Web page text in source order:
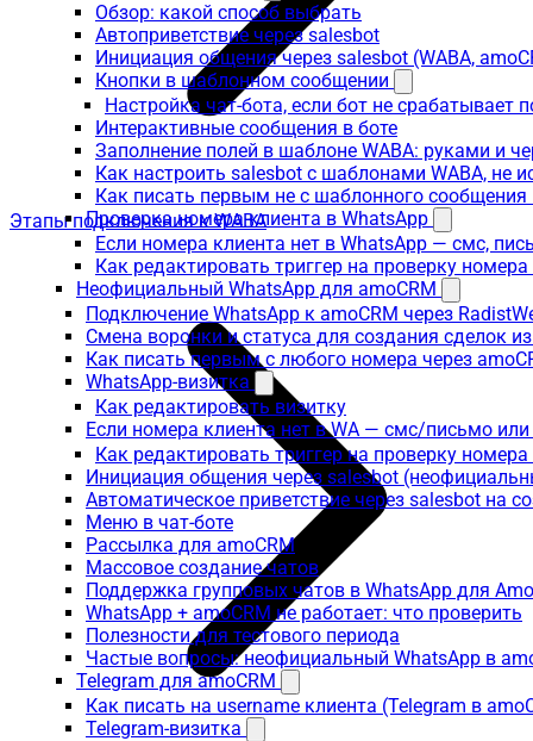
Обзор: какой способ выбрать
Автоприветствие через salesbot
Инициация общения через salesbot (WABA,
Кнопки в шаблонном сообщении
Настройка чат-бота, если бот не срабатывает
Интерактивные сообщения в боте
Заполнение полей в шаблоне WABA: руками и
Как настроить salesbot с шаблонами WABA, не
Как писать первым не с шаблонного сообщения
Проверка номера клиента в WhatsApp
Если номера клиента нет в WhatsApp — смс,
Как редактировать триггер на проверку номера
Неофициальный WhatsApp для amoCRM
Подключение WhatsApp к amoCRM через
Смена воронки и статуса для создания сделок
Как писать первым с любого номера через
WhatsApp-визитка
Как редактировать визитку
Если номера клиента нет в WA — смс/письмо
Как редактировать триггер на проверку
Инициация общения через salesbot
Автоматическое приветствие через salesbot на
Меню в чат-боте
Рассылка для amoCRM
Массовое создание чатов
Поддержка групповых чатов в WhatsApp для
WhatsApp + amoCRM не работает: что проверить
Полезности для тестового периода
Частые вопросы: неофициальный WhatsApp в
Telegram для amoCRM
Как писать на username клиента (Telegram в
Telegram-визитка
Этапы подключения к WABA